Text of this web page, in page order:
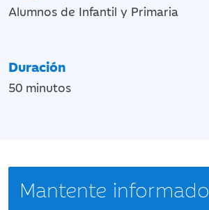
Alumnos de Infantil y Primaria
Duración
50 minutos
Mantente informado